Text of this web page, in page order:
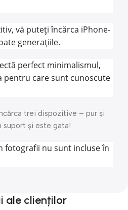
vă puteți încărca iPhone-
generațiile.
perfect minimalismul,
pentru care sunt cunoscute
trei dispozitive – pur și
suport și este gata!
fotografii nu sunt incluse în
ale clienților